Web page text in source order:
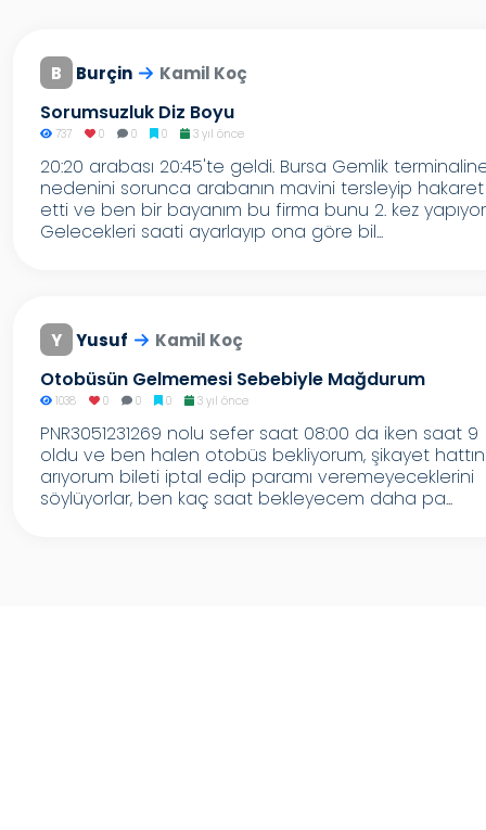
B Burçin Kamil Koç
Sorumsuzluk Diz Boyu
737 0 0 0 3 yıl önce
20:20 arabası 20:45'te geldi. Bursa Gemlik
nedenini sorunca arabanın mavini tersleyip hakaret
etti ve ben bir bayanım bu firma bunu 2. kez
Gelecekleri saati ayarlayıp ona göre bil...
Y Yusuf Kamil Koç
Otobüsün Gelmemesi Sebebiyle Mağdurum
1038 0 0 0 3 yıl önce
PNR3051231269 nolu sefer saat 08:00 da iken saat 9
oldu ve ben halen otobüs bekliyorum, şikayet
arıyorum bileti iptal edip paramı veremeyeceklerini
söylüyorlar, ben kaç saat bekleyecem daha pa...